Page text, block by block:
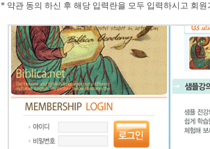
* 약관 동의 하신 후 해당 입력란을 모두 입력하시고 회